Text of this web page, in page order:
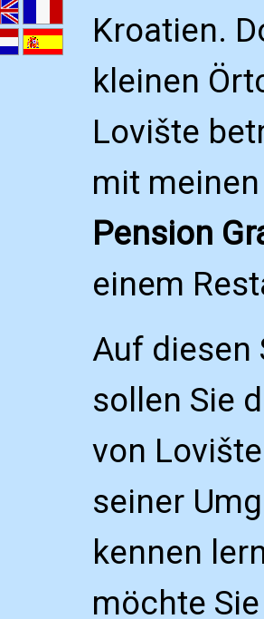
Kroatien.
kleinen
Lovište
mit
Pension
einem
Auf diesen
sollen Sie
von
seiner
kennen
möchte